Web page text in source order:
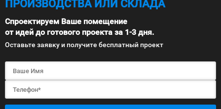
ПРОИЗВОДСТВА ИЛИ СКЛАДА
Спроектируем Ваше помещение
от идей до готового проекта за 1-3 дня.
Оставьте заявку и получите бесплатный проект